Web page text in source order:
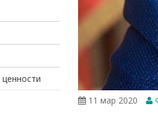
11 мар 2020